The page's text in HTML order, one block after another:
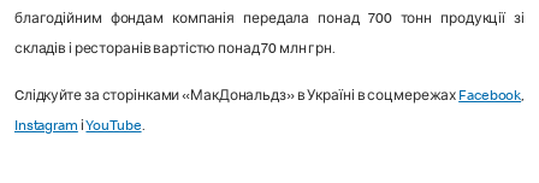
благодійним фондам компанія передала понад 700 тонн продукції зі
складів і ресторанів вартістю понад 70 млн грн.
Cлідкуйте за сторінками «МакДональдз» в Україні в соцмережах Facebook,
Instagram і YouTube.